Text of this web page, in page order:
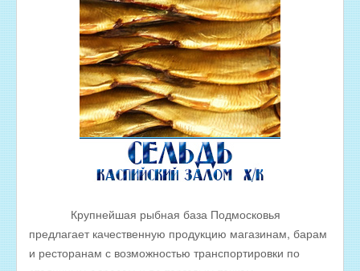
МОРЕПРОДУКТЫ
СОЛЕНАЯ РЫБА
КОПЧЕНАЯ РЫБА
ВЯЛЕНАЯ РЫБА
РЫБНЫЕ КОНСЕРВЫ
РЫБНЫЕ СТЕЙКИ ОПТОМ
РЫБА ДЛЯ ЗАРЫБЛЕНИЯ ВОДОЕМА
ПРАЙС-ЛИСТЫ
Крупнейшая рыбная база Подмосковья
предлагает качественную продукцию магазинам, барам
и ресторанам с возможностью транспортировки по